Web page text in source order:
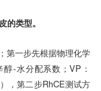
的类型。
第一步先根据物理化学
-水分配系数；VP：
，第二步RhCE测试方